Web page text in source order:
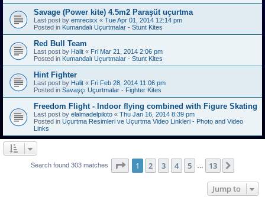
Savage (Power kite) 4.5m2 Paraşüt uçurtma
Last post by emrecixx « Tue Apr 01, 2014 12:14 pm
Posted in Kumandalı Uçurtmalar - Stunt Kites
Red Bull Team
Last post by Halit « Fri Mar 21, 2014 2:06 pm
Posted in Kumandalı Uçurtmalar - Stunt Kites
Hint Fighter
Last post by Halit « Fri Feb 28, 2014 11:06 pm
Posted in Savaşçı Uçurtmalar - Fighter Kites
Freedom Flight - Indoor flying combined with Figure Skating
Last post by elalmadelpiloto « Thu Jan 16, 2014 8:39 pm
Posted in Uçurtma Resimleri ve Uçurtma Video Linkleri - Photo and Video
Links
Search found 303 matches Page 1of 13
1 2 3 4 5 13
Jump to